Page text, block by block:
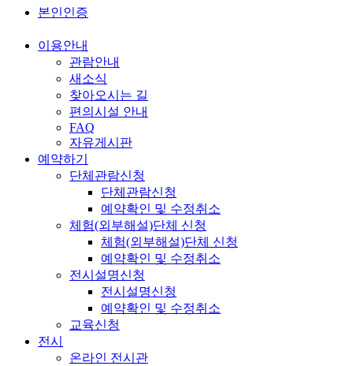
본인인증
이용안내
관람안내
새소식
찾아오시는 길
편의시설 안내
FAQ
자유게시판
예약하기
단체관람신청
단체관람신청
예약확인 및 수정취소
체험(외부해설)단체 신청
체험(외부해설)단체 신청
예약확인 및 수정취소
전시설명신청
전시설명신청
예약확인 및 수정취소
교육신청
전시
온라인 전시관